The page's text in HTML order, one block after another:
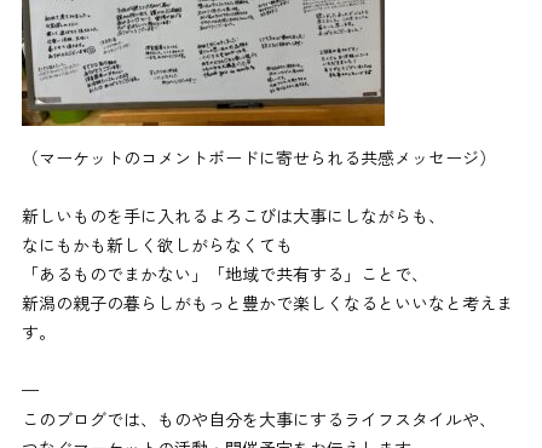
（マーケットのコメントボードに寄せられる共感メッセージ）
新しいものを手に入れるよろこびは大事にしながらも、
なにもかも新しく欲しがらなくても
「あるものでまかない」「地域で共有する」ことで、
新潟の親子の暮らしがもっと豊かで楽しくなるといいなと考えま
す。
—
このブログでは、ものや自分を大事にするライフスタイルや、